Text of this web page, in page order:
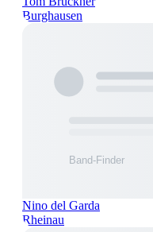
Burghausen
Nino del Garda
Rheinau